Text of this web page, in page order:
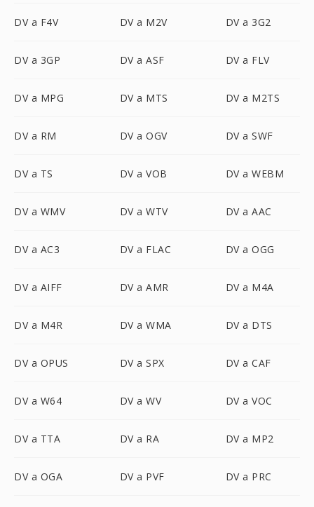
DV a F4V DV a M2V DV a 3G2
DV a 3GP DV a ASF DV a FLV
DV a MPG DV a MTS DV a M2TS
DV a RM DV a OGV DV a SWF
DV a TS DV a VOB DV a WEBM
DV a WMV DV a WTV DV a AAC
DV a AC3 DV a FLAC DV a OGG
DV a AIFF DV a AMR DV a M4A
DV a M4R DV a WMA DV a DTS
DV a OPUS DV a SPX DV a CAF
DV a W64 DV a WV DV a VOC
DV a TTA DV a RA DV a MP2
DV a OGA DV a PVF DV a PRC